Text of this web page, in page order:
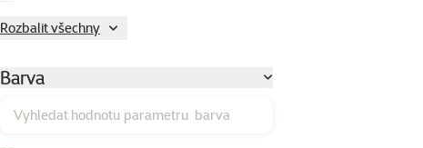
Rozbalit všechny
Barva
Vyhledat hodnotu parametru barva